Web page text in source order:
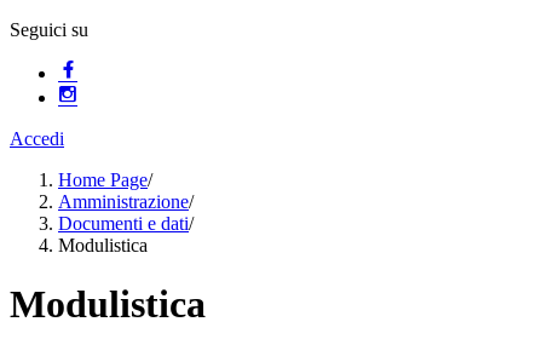
Seguici su
Accedi
Home Page/
Amministrazione/
Documenti e dati/
Modulistica
Modulistica